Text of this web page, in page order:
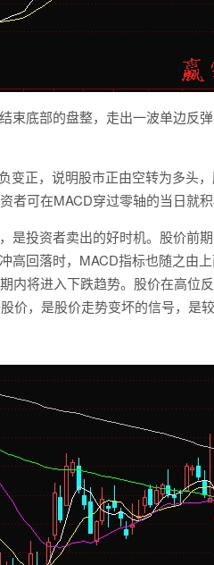
底部的盘整，走出一波单边反
正，说明股市正由空转为多头
可在MACD穿过零轴的当日就
投资者卖出的好时机。股价前
高回落时，MACD指标也随之由
内将进入下跌趋势。股价在高位
价，是股价走势变坏的信号，是